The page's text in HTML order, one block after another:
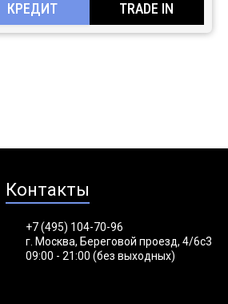
КРЕДИТ TRADE IN
Контакты
+7 (495) 104-70-96
г. Москва, Береговой проезд, 4/6с3
09:00 - 21:00 (без выходных)